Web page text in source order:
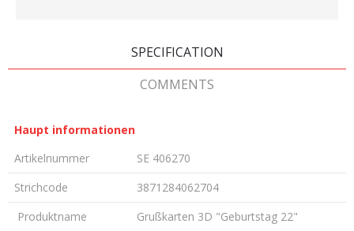
SPECIFICATION
COMMENTS
Haupt informationen
Artikelnummer
SE 406270
Strichcode
3871284062704
Produktname
Grußkarten 3D "Geburtstag 22"